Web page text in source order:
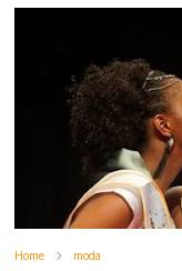
Home moda